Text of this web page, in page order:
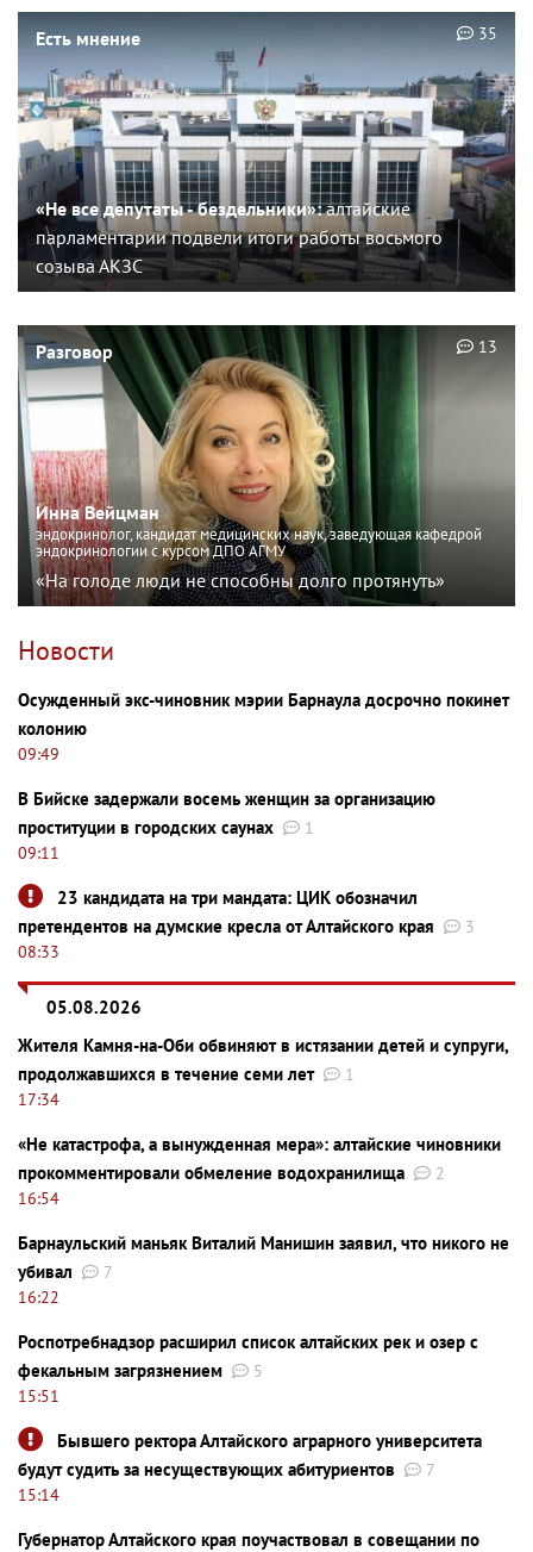
Есть мнение
«Не все депутаты - бездельники»:алтайские
парламентарии подвели итоги работы восьмого
созыва АКЗС
35
Разговор
Инна Вейцман
эндокринолог, кандидат медицинских наук, заведующая кафедрой
эндокринологии с курсом ДПО АГМУ
«На голоде люди не способны долго протянуть»
13
Новости
Осужденный экс-чиновник мэрии Барнаула досрочно покинет
колонию
09:49
В Бийске задержали восемь женщин за организацию
проституции в городских саунах
1
09:11
23 кандидата на три мандата: ЦИК обозначил
претендентов на думские кресла от Алтайского края
3
08:33
05.08.2026
Жителя Камня-на-Оби обвиняют в истязании детей и супруги,
продолжавшихся в течение семи лет
1
17:34
«Не катастрофа, а вынужденная мера»: алтайские чиновники
прокомментировали обмеление водохранилища
2
16:54
Барнаульский маньяк Виталий Манишин заявил, что никого не
убивал
7
16:22
Роспотребнадзор расширил список алтайских рек и озер с
фекальным загрязнением
5
15:51
Бывшего ректора Алтайского аграрного университета
будут судить за несуществующих абитуриентов
7
15:14
Губернатор Алтайского края поучаствовал в совещании по